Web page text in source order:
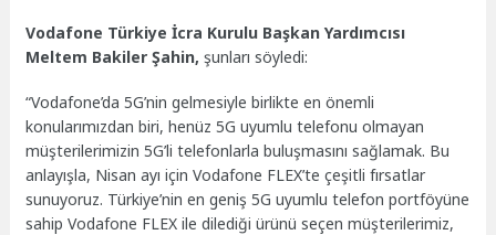
Vodafone Türkiye İcra Kurulu Başkan Yardımcısı
Meltem Bakiler Şahin, şunları söyledi:
“Vodafone’da 5G’nin gelmesiyle birlikte en önemli
konularımızdan biri, henüz 5G uyumlu telefonu olmayan
müşterilerimizin 5G’li telefonlarla buluşmasını sağlamak. Bu
anlayışla, Nisan ayı için Vodafone FLEX’te çeşitli fırsatlar
sunuyoruz. Türkiye’nin en geniş 5G uyumlu telefon portföyüne
sahip Vodafone FLEX ile dilediği ürünü seçen müşterilerimiz,